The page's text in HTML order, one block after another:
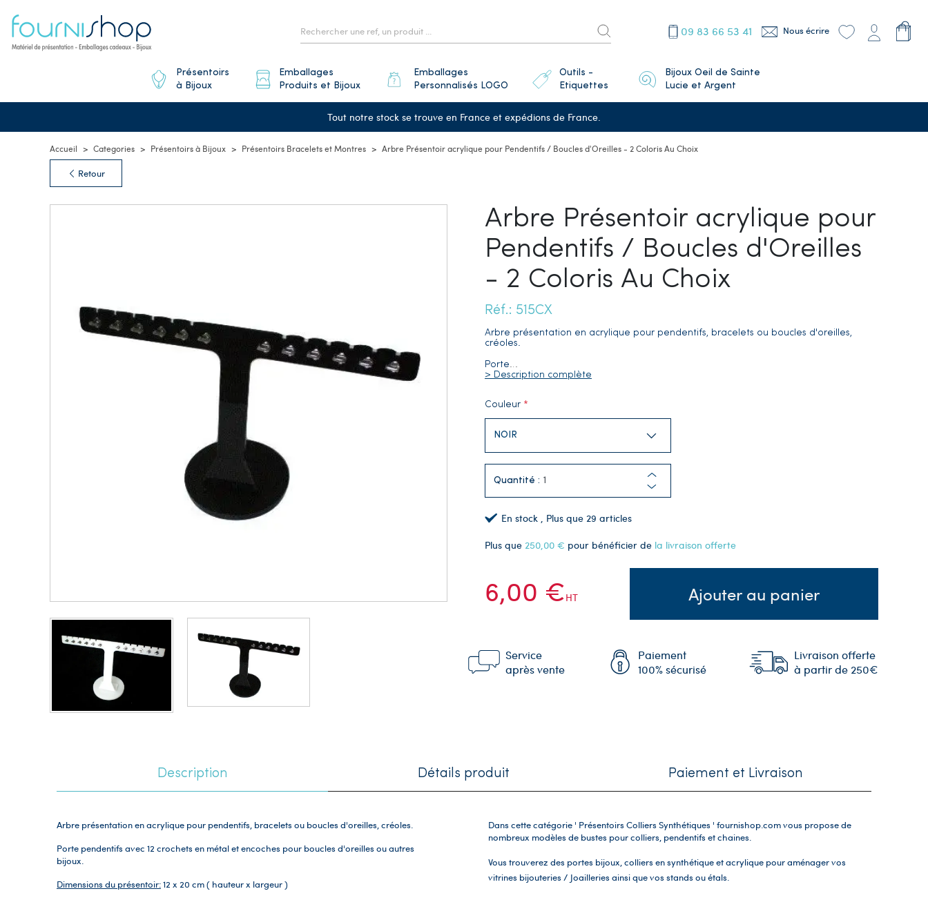
09 83 66 53 41 Nous écrire
Présentoirs
à Bijoux
Emballages
Produits et Bijoux
Emballages
Personnalisés LOGO
Outils -
Etiquettes
Bijoux Oeil de Sainte
Lucie et Argent
Tout notre stock se trouve en France et expédions de France.
Accueil Categories Présentoirs à Bijoux Présentoirs Bracelets et Montres Arbre Présentoir acrylique pour Pendentifs / Boucles d'Oreilles - 2 Coloris Au Choix
Retour
Arbre Présentoir acrylique pour
Pendentifs / Boucles d'Oreilles
- 2 Coloris Au Choix
Réf.: 515CX
Arbre présentation en acrylique pour pendentifs, bracelets ou boucles d'oreilles,
créoles.
Porte…
> Description complète
Couleur
Quantité :
En stock , Plus que 29 articles
Plus que 250,00 € pour bénéficier de la livraison offerte
6,00 €HT Ajouter au panier
Service
après vente
Paiement
100% sécurisé
Livraison offerte
à partir de 250€
Description Détails produit Paiement et Livraison
Arbre présentation en acrylique pour pendentifs, bracelets ou boucles d'oreilles, créoles.
Porte pendentifs avec 12 crochets en métal et encoches pour boucles d'oreilles ou autres
bijoux.
Dimensions du présentoir:12 x 20 cm ( hauteur x largeur )
Dans cette catégorie ' Présentoirs Colliers Synthétiques ' fournishop.com vous propose de
nombreux modèles de bustes pour colliers, pendentifs et chaines.
Vous trouverez des portes bijoux, colliers en synthétique et acrylique pour aménager vos
vitrines bijouteries / Joailleries ainsi que vos stands ou étals.